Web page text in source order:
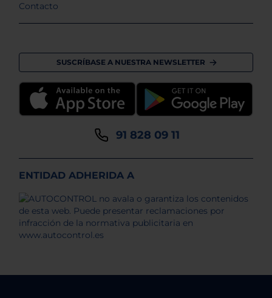
Contacto
SUSCRÍBASE A NUESTRA NEWSLETTER
91 828 09 11
ENTIDAD ADHERIDA A